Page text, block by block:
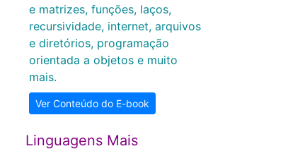
e matrizes, funções, laços,
recursividade, internet, arquivos
e diretórios, programação
orientada a objetos e muito
mais.
Ver Conteúdo do E-book
Linguagens Mais